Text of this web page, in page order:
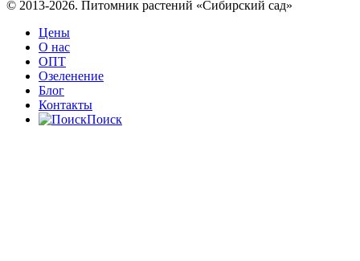
© 2013-2026. Питомник растений «Сибирский сад»
Цены
О нас
ОПТ
Озеленение
Блог
Контакты
Поиск